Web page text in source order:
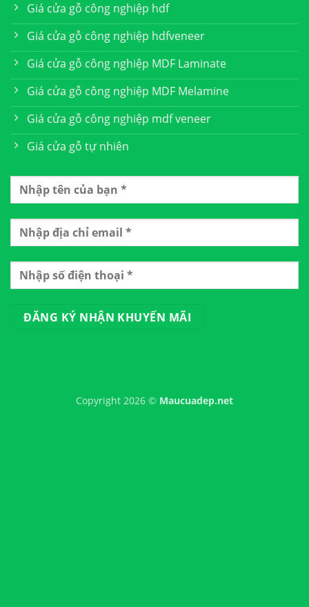
Giá cửa gỗ công nghiệp hdf
Giá cửa gỗ công nghiệp hdfveneer
Giá cửa gỗ công nghiệp MDF Laminate
Giá cửa gỗ công nghiệp MDF Melamine
Giá cửa gỗ công nghiệp mdf veneer
Giá cửa gỗ tự nhiên
Copyright 2026 © Maucuadep.net